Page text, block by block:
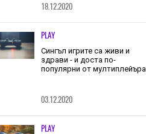
18.12.2020
PLAY
Сингъл игрите са живи и
здрави - и доста по-
популярни от мултиплейъра
03.12.2020
PLAY